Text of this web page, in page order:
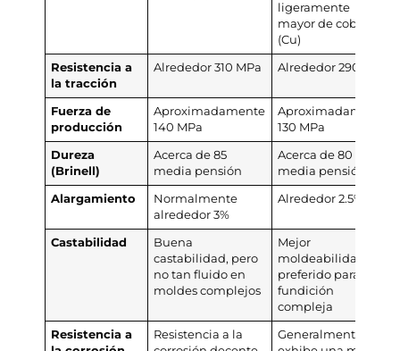
ligeramente
mayor de cobre.
(Cu)
Resistencia a
la tracción
Alrededor 310 MPa Alrededor 290 MPa
Fuerza de
producción
Aproximadamente
140 MPa
Aproximadamente
130 MPa
Dureza
(Brinell)
Acerca de 85
media pensión
Acerca de 80
media pensión
Alargamiento
Normalmente
alrededor 3%
Alrededor 2.5%
Castabilidad
Buena
castabilidad, pero
no tan fluido en
moldes complejos
Mejor
moldeabilidad,
preferido para
fundición
compleja
Resistencia a
Resistencia a la
Generalmente